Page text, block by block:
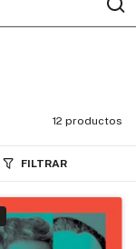
12 productos
FILTRAR